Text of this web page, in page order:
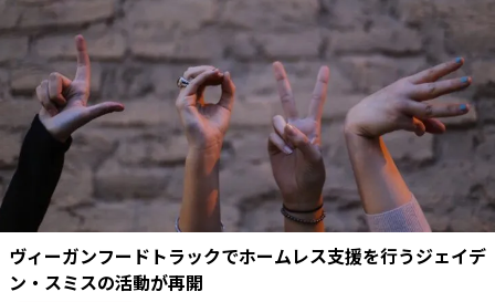
ヴィーガンフードトラックでホームレス支援を行うジェイデ
ン・スミスの活動が再開